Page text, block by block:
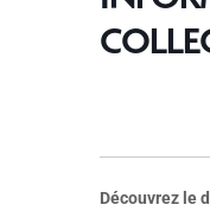
Découvrez le